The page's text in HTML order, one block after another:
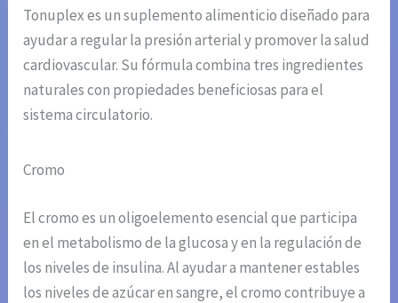
Tonuplex es un suplemento alimenticio diseñado para
ayudar a regular la presión arterial y promover la salud
cardiovascular. Su fórmula combina tres ingredientes
naturales con propiedades beneficiosas para el
sistema circulatorio.
Cromo
El cromo es un oligoelemento esencial que participa
en el metabolismo de la glucosa y en la regulación de
los niveles de insulina. Al ayudar a mantener estables
los niveles de azúcar en sangre, el cromo contribuye a